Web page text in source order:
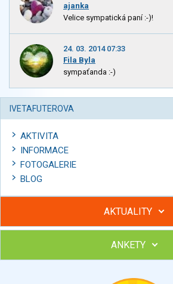
ajanka
Velice sympatická paní :-)!
24. 03. 2014 07:33
Fila Byla
sympaťanda :-)
IVETAFUTEROVA
AKTIVITA
INFORMACE
FOTOGALERIE
BLOG
AKTUALITY
Hubněte s podporou lektorky a skupiny v
Chcete poradit s hubnutím? Najděte si
ANKETY